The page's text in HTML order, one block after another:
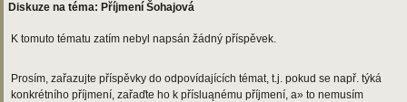
Diskuze na téma: Příjmení Šohajová
K tomuto tématu zatím nebyl napsán žádný příspěvek.
Prosím, zařazujte příspěvky do odpovídajících témat, t.j. pokud se např. týká
konkrétního příjmení, zařaďte ho k přísluąnému příjmení, a» to nemusím